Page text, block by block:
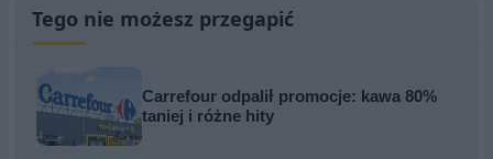
Tego nie możesz przegapić
Carrefour odpalił promocje: kawa 80%
taniej i różne hity